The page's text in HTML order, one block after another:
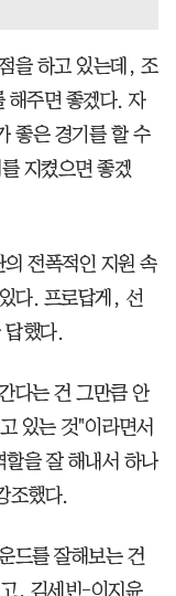
을 하고 있는데, 조
해주면 좋겠다. 자
좋은 경기를 할 수
지켰으면 좋겠
전폭적인 지원 속
다. 프로답게, 선
했다.
다는 건 그만큼 안
있는 것"이라면서
을 잘 해내서 하나
조했다.
드를 잘해보는 건
, 김세빈-이지윤